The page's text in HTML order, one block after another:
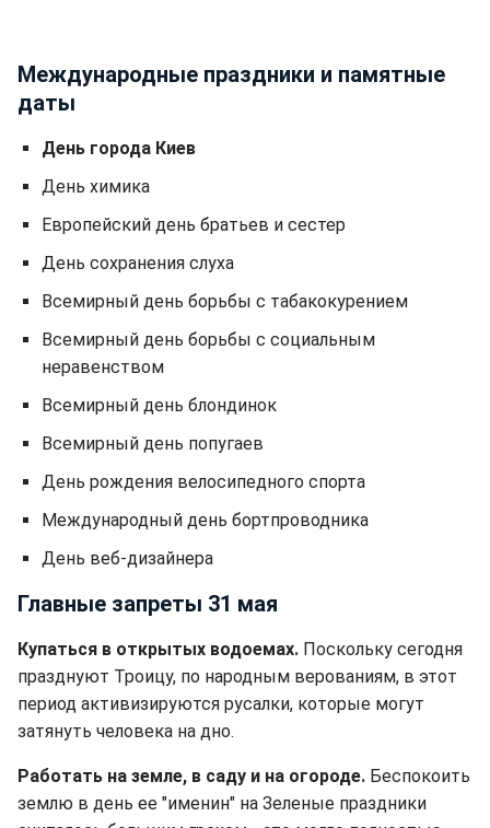
Международные праздники и памятные
даты
День города Киев
День химика
Европейский день братьев и сестер
День сохранения слуха
Всемирный день борьбы с табакокурением
Всемирный день борьбы с социальным
неравенством
Всемирный день блондинок
Всемирный день попугаев
День рождения велосипедного спорта
Международный день бортпроводника
День веб-дизайнера
Главные запреты 31 мая
Купаться в открытых водоемах. Поскольку сегодня
празднуют Троицу, по народным верованиям, в этот
период активизируются русалки, которые могут
затянуть человека на дно.
Работать на земле, в саду и на огороде. Беспокоить
землю в день ее "именин" на Зеленые праздники